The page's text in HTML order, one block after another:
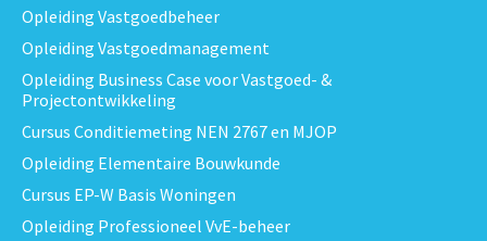
Opleiding Vastgoedbeheer
Opleiding Vastgoedmanagement
Opleiding Business Case voor Vastgoed- &
Projectontwikkeling
Cursus Conditiemeting NEN 2767 en MJOP
Opleiding Elementaire Bouwkunde
Cursus EP-W Basis Woningen
Opleiding Professioneel VvE-beheer